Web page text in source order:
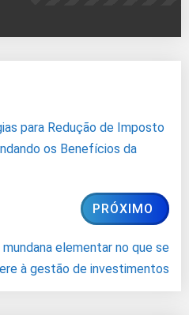
para Redução de Imposto
os Benefícios da
PRÓXIMO
elementar no que se
à gestão de investimentos